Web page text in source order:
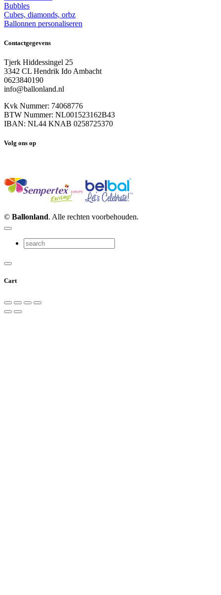
Bubbles
Cubes, diamonds, orbz
Ballonnen personaliseren
Contactgegevens
Tjerk Hiddessingel 25
3342 CL Hendrik Ido Ambacht
0623840190
info@ballonland.nl
Kvk Nummer: 74068776
BTW Nummer: NL001523162B43
IBAN: NL44 KNAB 0258725370
Volg ons op
© Ballonland. Alle rechten voorbehouden.
Cart